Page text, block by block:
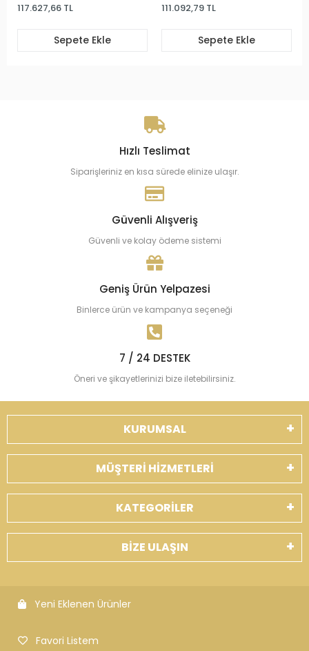
117.627,66 TL
Sepete Ekle
111.092,79 TL
Sepete Ekle
Hızlı Teslimat
Siparişleriniz en kısa sürede elinize ulaşır.
Güvenli Alışveriş
Güvenli ve kolay ödeme sistemi
Geniş Ürün Yelpazesi
Binlerce ürün ve kampanya seçeneği
7 / 24 DESTEK
Öneri ve şikayetlerinizi bize iletebilirsiniz.
KURUMSAL
MÜŞTERİ HİZMETLERİ
KATEGORİLER
BİZE ULAŞIN
Yeni Eklenen Ürünler
Favori Listem